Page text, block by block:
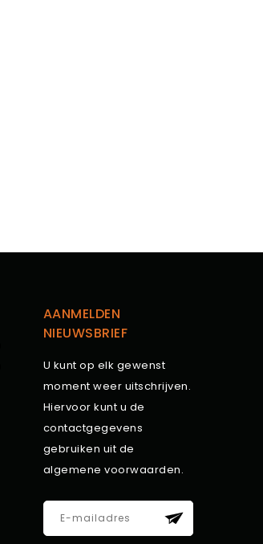
AANMELDEN
NIEUWSBRIEF
U kunt op elk gewenst
moment weer uitschrijven.
Hiervoor kunt u de
contactgegevens
gebruiken uit de
algemene voorwaarden.